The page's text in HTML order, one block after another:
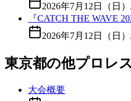
2026年7月12日（日）
『CATCH THE WAVE
2026年7月12日（日）
東京都の他プロレ
大会概要